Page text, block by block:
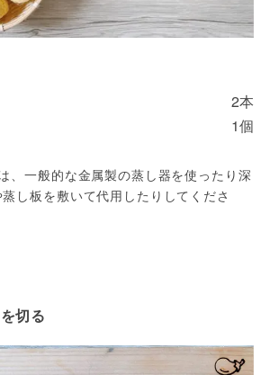
2本
1個
、一般的な金属製の蒸し器を使ったり深
し板を敷いて代用したりしてくださ
切る